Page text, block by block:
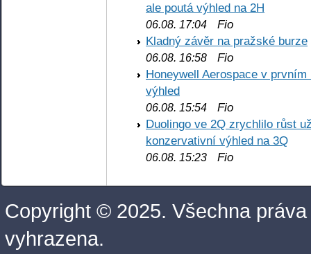
ale poutá výhled na 2H
06.08. 17:04 Fio
Kladný závěr na pražské burze
06.08. 16:58 Fio
Honeywell Aerospace v
výhled
06.08. 15:54 Fio
Duolingo ve 2Q zrychlilo růst
konzervativní výhled na 3Q
06.08. 15:23 Fio
Copyright © 2025. Všechna práva
vyhrazena.